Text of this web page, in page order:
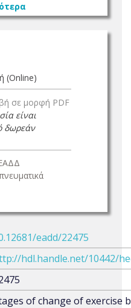
(Online)
σε μορφή PDF
είναι
δωρεάν
eadd/22475
hdl.handle.net/10442/
of change of exercise